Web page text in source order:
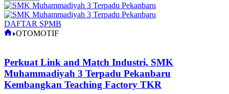
DAFTAR SPMB
Home
OTOMOTIF
Perkuat Link and Match Industri, SMK
Muhammadiyah 3 Terpadu Pekanbaru
Kembangkan Teaching Factory TKR